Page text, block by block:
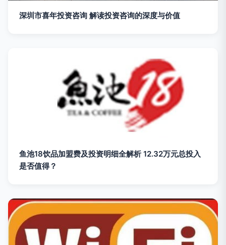
深圳市喜年投资咨询 解读投资咨询的深度与价值
鱼池18饮品加盟费及投资明细全解析 12.32万元总投入
是否值得？